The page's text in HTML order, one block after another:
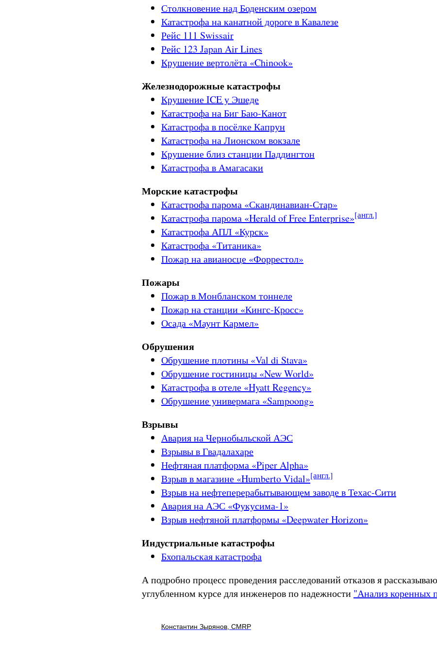
Столкновение над Боденским озером
Катастрофа на канатной дороге в Кавалезе
Рейс 111 Swissair
Рейс 123 Japan Air Lines
Крушение вертолёта «Chinook»
Железнодорожные катастрофы
Крушение ICE у Эшеде
Катастрофа на Биг Баю-Канот
Катастрофа в посёлке Капрун
Катастрофа на Лионском вокзале
Крушение близ станции Паддингтон
Катастрофа в Амагасаки
Морские катастрофы
Катастрофа парома «Скандинавиан-Стар»
Катастрофа парома «Herald of Free Enterprise»[англ.]
Катастрофа АПЛ «Курск»
Катастрофа «Титаника»
Пожар на авианосце «Форрестол»
Пожары
Пожар в Монбланском тоннеле
Пожар на станции «Кингс-Кросс»
Осада «Маунт Кармел»
Обрушения
Обрушение плотины «Val di Stava»
Обрушение гостиницы «New World»
Катастрофа в отеле «Hyatt Regency»
Обрушение универмага «Sampoong»
Взрывы
Авария на Чернобыльской АЭС
Взрывы в Гвадалахаре
Нефтяная платформа «Piper Alpha»
Взрыв в магазине «Humberto Vidal»[англ.]
Взрыв на нефтеперерабытывающем заводе в Техас-Сити
Авария на АЭС «Фукусима-1»
Взрыв нефтяной платформы «Deepwater Horizon»
Индустриальные катастрофы
Бхопальская катастрофа
А подробно процесс проведения расследований отказов я
углубленном курсе для инженеров по надежности "Анализ коренных
Константин Зырянов, CMRP